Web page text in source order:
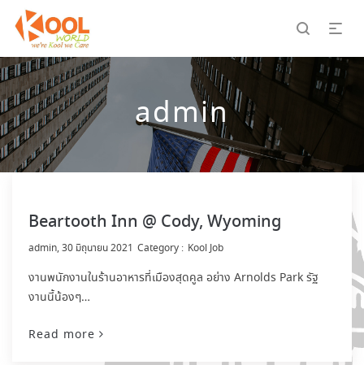
admin
Beartooth Inn @ Cody, Wyoming
by
admin 30 มิถุนายน 2021 Kool Job
งานพนักงานในร้านอาหารที่เมืองสุดคูล อย่าง Arnolds Park รัฐ
งานนี้น้องๆ…
Read more